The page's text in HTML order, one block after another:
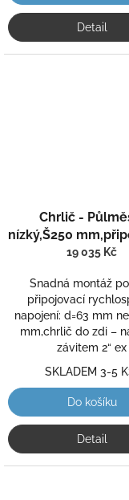
Detail
Chrlič -
nízký,Š250
mm,AISI 316,proud
19 035 Kč
Snadná montáž
připojovací
napojení: d=63 mm
mm,chrlič do zdi –
závitem 2“ ex
SKLADEM 3-5
Do košíku
Detail